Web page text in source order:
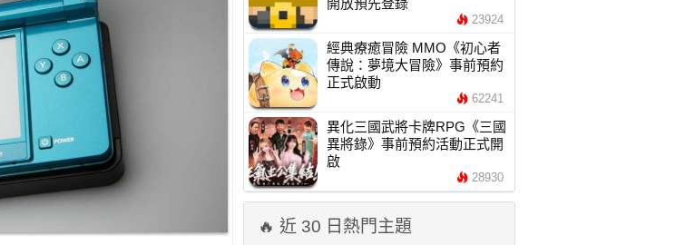
開放預先登錄
23924
經典療癒冒險 MMO《初心者
傳說：夢境大冒險》事前預約
正式啟動
62241
異化三國武將卡牌RPG《三國
異將錄》事前預約活動正式開
啟
28930
🔥 近 30 日熱門主題